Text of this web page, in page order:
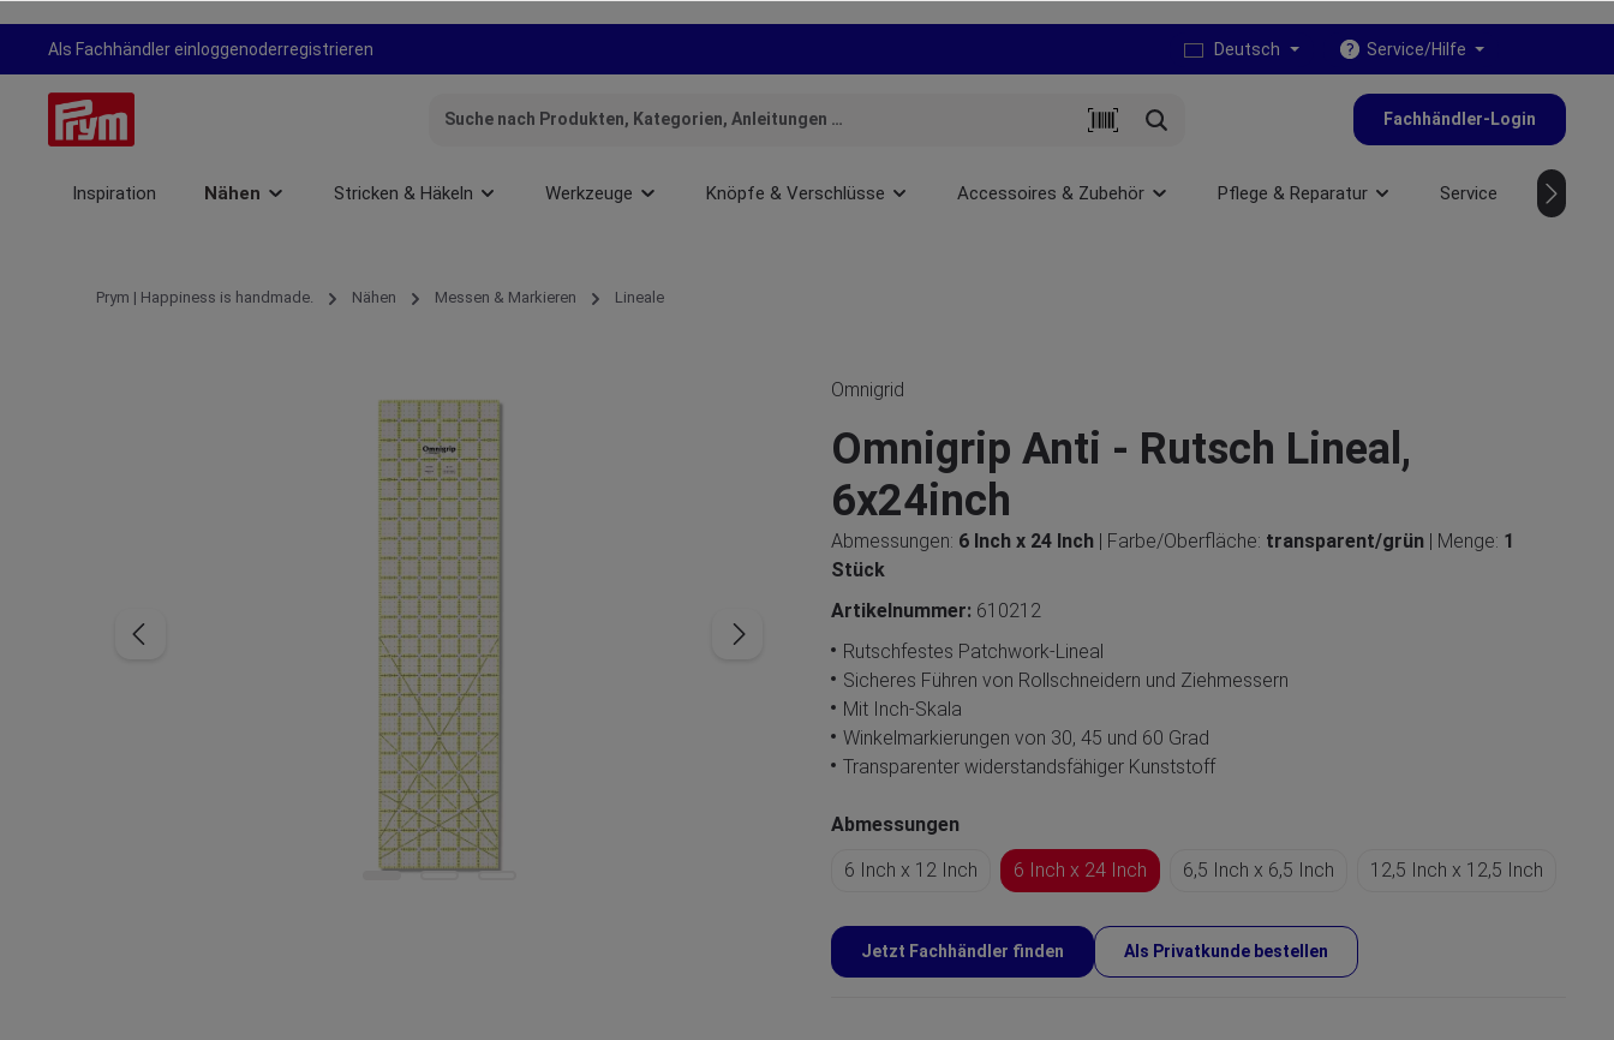
Zur Hauptnavigation springen
Als Fachhändler einloggenoderregistrieren Deutsch Service/Hilfe
Fachhändler-Login
Inspiration Nähen Stricken & Häkeln Werkzeuge Knöpfe & Verschlüsse Accessoires & Zubehör Pflege & Reparatur Service NEU
Prym | Happiness is handmade. Nähen Messen & Markieren Lineale
Omnigrid
Omnigrip Anti - Rutsch Lineal,
6x24inch
Abmessungen: 6 Inch x 24 Inch | Farbe/Oberfläche: transparent/grün | Menge: 1
Stück
Artikelnummer: 610212
Rutschfestes Patchwork-Lineal
Sicheres Führen von Rollschneidern und Ziehmessern
Mit Inch-Skala
Winkelmarkierungen von 30, 45 und 60 Grad
Transparenter widerstandsfähiger Kunststoff
Abmessungen
6 Inch x 12 Inch
6 Inch x 24 Inch 6,5 Inch x 6,5 Inch 12,5 Inch x 12,5 Inch
Jetzt Fachhändler finden Als Privatkunde bestellen